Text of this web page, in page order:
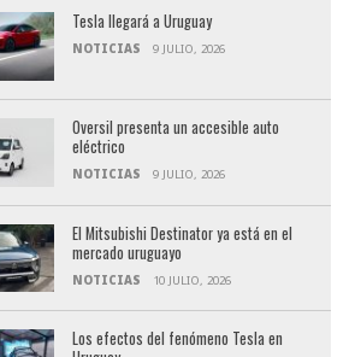
Tesla llegará a Uruguay
NOTICIAS 9 JULIO, 2026
Oversil presenta un accesible auto
eléctrico
NOTICIAS 9 JULIO, 2026
El Mitsubishi Destinator ya está en el
mercado uruguayo
NOTICIAS 10 JULIO, 2026
Los efectos del fenómeno Tesla en